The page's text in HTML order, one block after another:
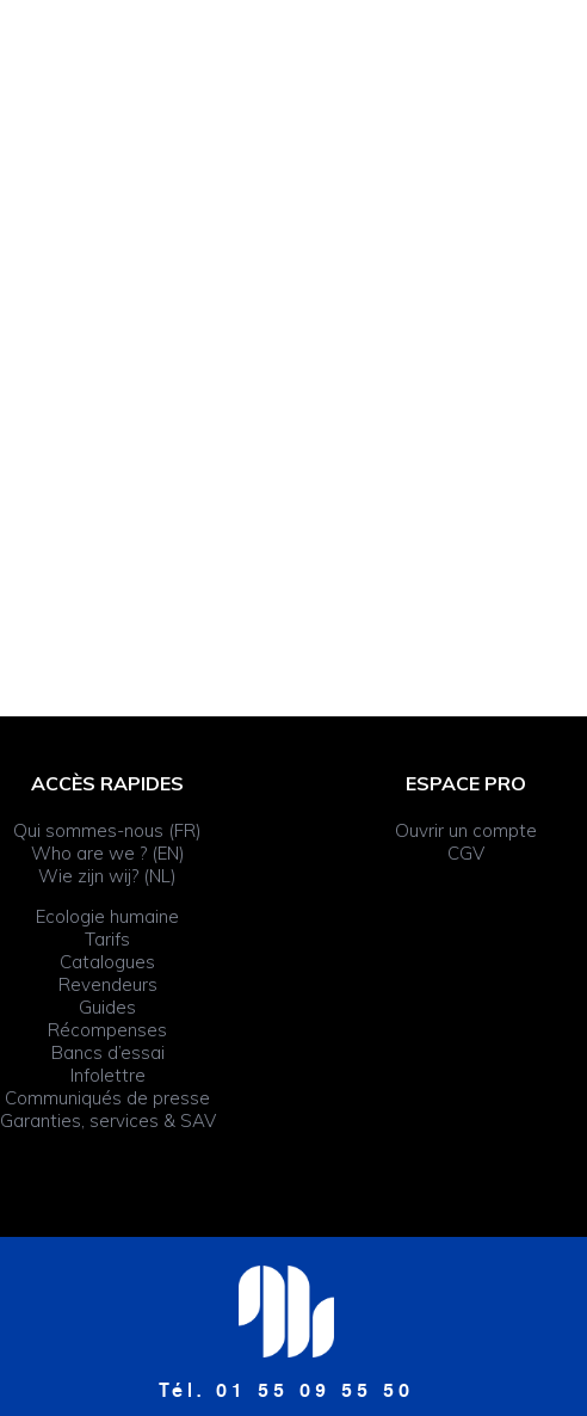
ACCÈS RAPIDES
Qui sommes-nous (FR)
Who are we ? (EN)
Wie zijn wij? (NL)
Ecologie humaine
Tarifs
Catalogues
Revendeurs
Guides
Récompenses
Bancs d’essai
Infolettre
Communiqués de presse
Garanties, services & SAV
ESPACE PRO
Ouvrir un compte
CGV
Tél. 01 55 09 55 50